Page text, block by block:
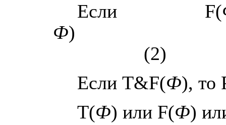
Если F(
Ф)
(2)
Если T&F(Ф), то
T(Ф) или F(Ф)